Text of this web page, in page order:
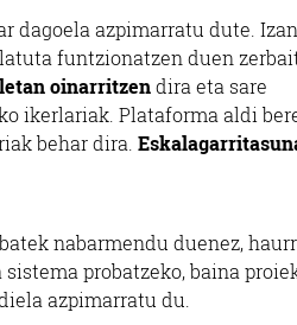
dagoela azpimarratu dute.
funtzionatzen duen
oinarritzendira eta sare
ikerlariak. Plataforma aldi
behar dira.
nabarmendu duenez,
probatzeko, baina
azpimarratu du.